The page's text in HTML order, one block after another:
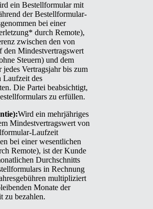
ein Bestellformular mit
der Bestellformular-
bei einer
durch Remote),
zwischen den von
Mindestvertragswert
Steuern) und dem
Vertragsjahr bis zum
Laufzeit des
Die Partei beabsichtigt,
zu erfüllen.
Wird ein mehrjähriges
Mindestvertragswert von
Laufzeit
bei einer wesentlichen
Remote), ist der Kunde
Durchschnitts
in Rechnung
multipliziert
Monate der
zu bezahlen.